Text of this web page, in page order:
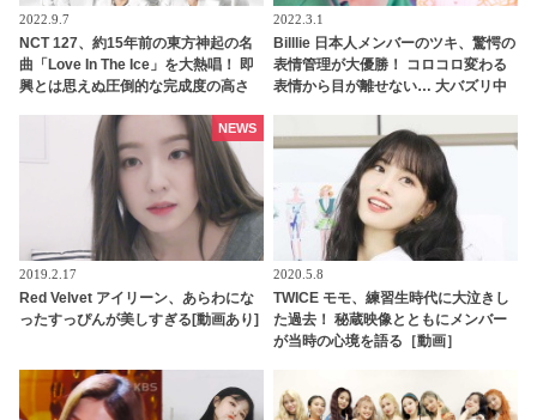
2022.9.7
NCT 127、約15年前の東方神起の名
曲「Love In The Ice」を大熱唱！ 即
興とは思えぬ圧倒的な完成度の高さ
2022.3.1
Billlie 日本人メンバーのツキ、驚愕の
表情管理が大優勝！ コロコロ変わる
表情から目が離せない… 大バズリ中
2019.2.17
Red Velvet アイリーン、あらわにな
ったすっぴんが美しすぎる[動画あり]
NEWS
2020.5.8
TWICE モモ、練習生時代に大泣きし
た過去！ 秘蔵映像とともにメンバー
が当時の心境を語る［動画］